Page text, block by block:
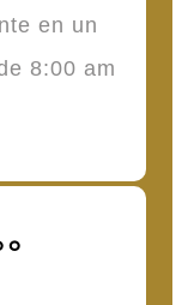
en un
8:00 am
o